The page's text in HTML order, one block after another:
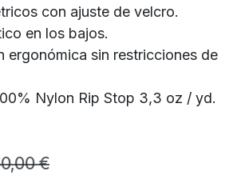
con ajuste de velcro.
en los bajos.
ergonómica sin restricciones de
Nylon Rip Stop 3,3 oz / yd.
€